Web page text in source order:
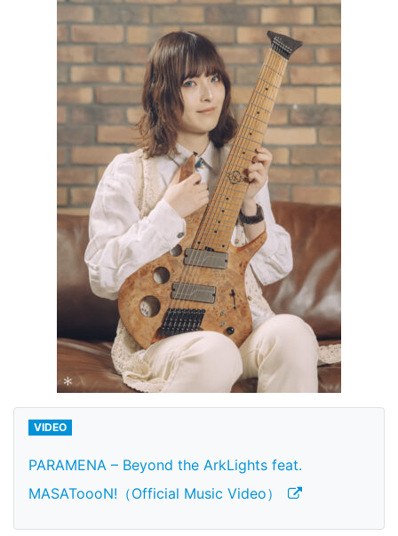
VIDEO
PARAMENA – Beyond the ArkLights feat.
MASAToooN!（Official Music Video）